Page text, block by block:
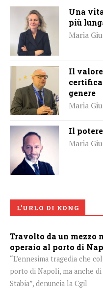
Una
più
Maria
Il
genere
Maria
Il
Maria
L'URLO DI KONG
Travolto da un mezzo
operaio al porto di
“L’ennesima tragedia che
porto di Napoli, ma anche
Stabia”, denuncia la Cgil